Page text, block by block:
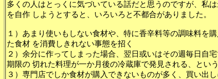
多くの人はとっくに気づいている話だと思うのですが、私
を自作 しようとすると、いろいろと不都合がありました。
１）あまり使いもしない食材や、特に香辛料等の調味料を
た食材 を消費しきれない事態を招く
２）余分に作ってしまった場合、翌日或いはその週毎日自
期限の 切れた料理が一か月後の冷蔵庫で発見される、とい
３）専門店でしか食材が購入できないものが多く、買い出